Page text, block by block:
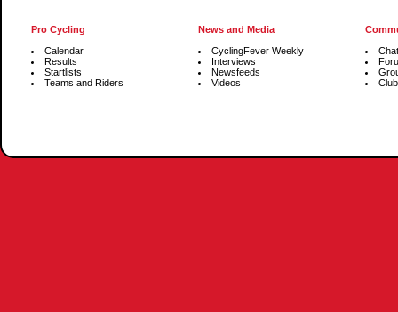
Pro Cycling
Calendar
Results
Startlists
Teams and Riders
News and Media
CyclingFever Weekly
Interviews
Newsfeeds
Videos
Chat